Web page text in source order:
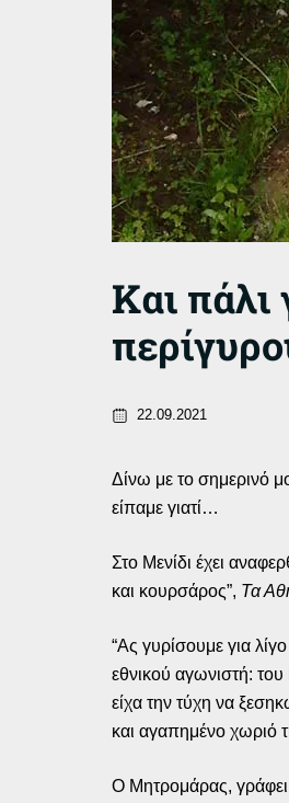
Και πάλι
22.09.2021
Δίνω με το σημερινό
είπαμε γιατί…
Στο Μενίδι έχει
και κουρσάρος”, Τα
“Ας γυρίσουμε για
εθνικού αγωνιστή:
είχα την τύχη να
και αγαπημένο χωριό
Ο Μητρομάρας, γράφει